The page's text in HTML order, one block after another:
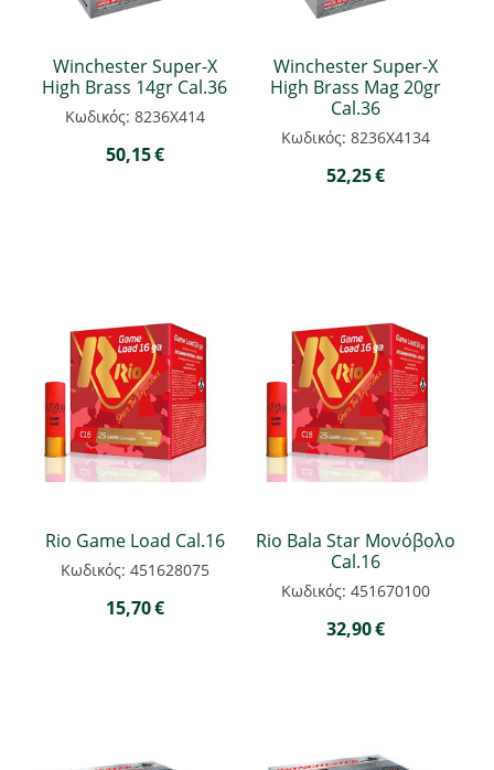
Winchester Super-X
High Brass 14gr Cal.36
Κωδικός: 8236Χ414
50,15€
Winchester Super-X
High Brass Mag 20gr
Cal.36
Κωδικός: 8236Χ4134
52,25€
Rio Game Load Cal.16
Κωδικός: 451628075
15,70€
Rio Bala Star Μονόβολο
Cal.16
Κωδικός: 451670100
32,90€